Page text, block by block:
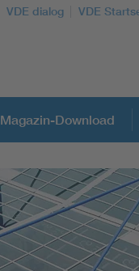
VDE dialog VDE
Magazin-Download